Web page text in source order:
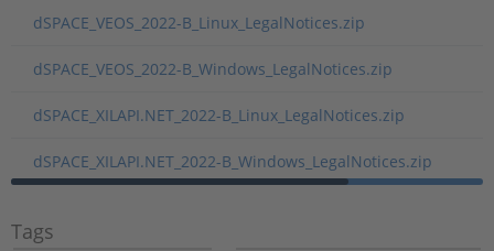
dSPACE_VEOS_2022-B_Linux_LegalNotices.zip
dSPACE_VEOS_2022-B_Windows_LegalNotices.zip
dSPACE_XILAPI.NET_2022-B_Linux_LegalNotices.zip
dSPACE_XILAPI.NET_2022-B_Windows_LegalNotices.zip
Tags